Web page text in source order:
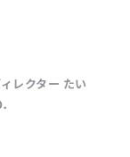
レクター たい